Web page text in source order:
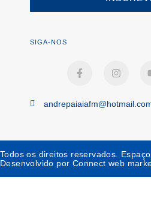
SIGA-NOS
Todos os direitos reservados.
Desenvolvido por Connect web